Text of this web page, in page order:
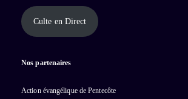
Culte en Direct
Nos partenaires
Action évangélique de Pentecôte